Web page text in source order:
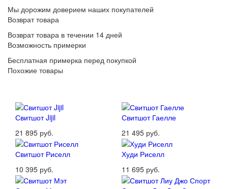
Мы дорожим доверием наших покупателей
Возврат товара
Возврат товара в течении 14 дней
Возможность примерки
Бесплатная примерка перед покупкой
Похожие товары
Свитшот Jijil
21 895 руб.
Свитшот Гаелле
21 495 руб.
Свитшот Риселл
10 395 руб.
Худи Риселл
11 695 руб.